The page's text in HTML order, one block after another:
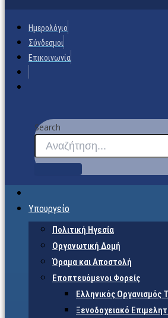
Ημερολόγιο
Σύνδεσμοι
Επικοινωνία
Search
Υπουργείο
Πολιτική Ηγεσία
Οργανωτική Δομή
Όραμα και Αποστολή
Εποπτευόμενοι Φορείς
Eλληνικός Οργανισμός
Ξενοδοχειακό